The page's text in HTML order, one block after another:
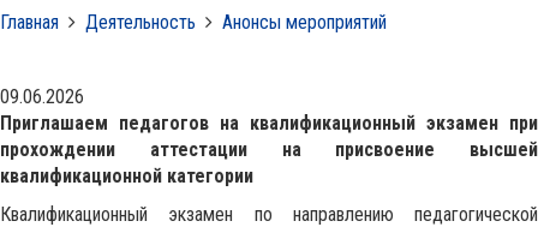
Главная Деятельность Анонсы мероприятий
09.06.2026
Приглашаем педагогов на квалификационный экзамен при
прохождении аттестации на присвоение высшей
квалификационной категории
Квалификационный экзамен по направлению педагогической